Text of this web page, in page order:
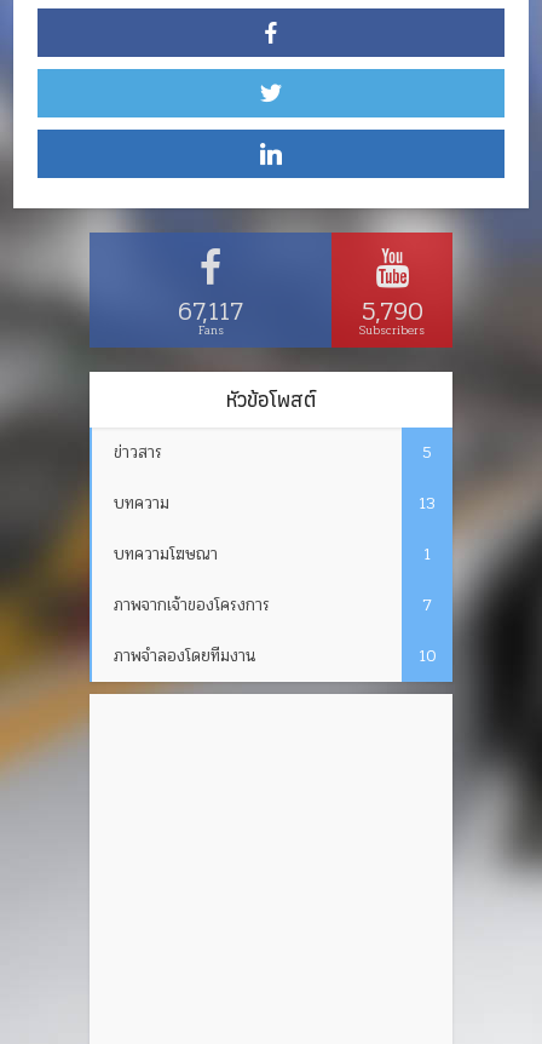
67,117
Fans 5,790
Subscribers
หัวข้อโพสต์
ข่าวสาร
5
บทความ
13
บทความโฆษณา
1
ภาพจากเจ้าของโครงการ
7
ภาพจำลองโดยทีมงาน
10